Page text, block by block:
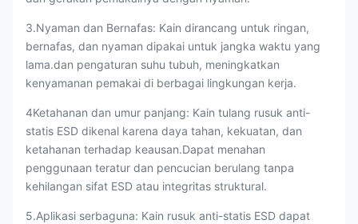
3.Nyaman dan Bernafas: Kain dirancang untuk ringan,
bernafas, dan nyaman dipakai untuk jangka waktu yang
lama.dan pengaturan suhu tubuh, meningkatkan
kenyamanan pemakai di berbagai lingkungan kerja.
4Ketahanan dan umur panjang: Kain tulang rusuk anti-
statis ESD dikenal karena daya tahan, kekuatan, dan
ketahanan terhadap keausan.Dapat menahan
penggunaan teratur dan pencucian berulang tanpa
kehilangan sifat ESD atau integritas struktural.
5.Aplikasi serbaguna: Kain rusuk anti-statis ESD dapat